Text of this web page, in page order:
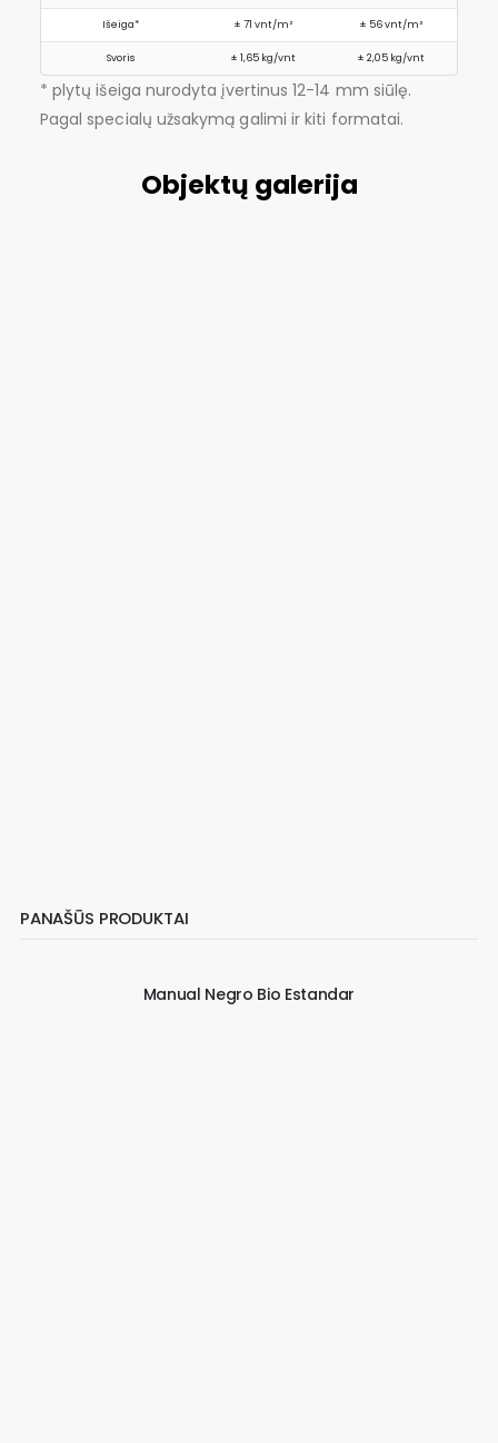
Išeiga* ± 71 vnt/m² ± 56 vnt/m²
Svoris ± 1,65 kg/vnt ± 2,05 kg/vnt
* plytų išeiga nurodyta įvertinus 12-14 mm siūlę.
Pagal specialų užsakymą galimi ir kiti formatai.
Objektų galerija
PANAŠŪS PRODUKTAI
Manual Negro Bio Estandar